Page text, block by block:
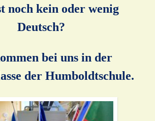
noch kein oder wenig
Deutsch?
bei uns in der
der Humboldtschule.